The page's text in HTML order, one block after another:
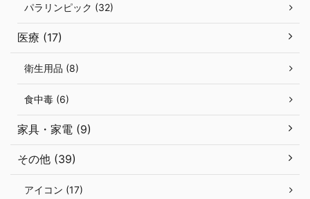
パラリンピック (32)
医療 (17)
衛生用品 (8)
食中毒 (6)
家具・家電 (9)
その他 (39)
アイコン (17)